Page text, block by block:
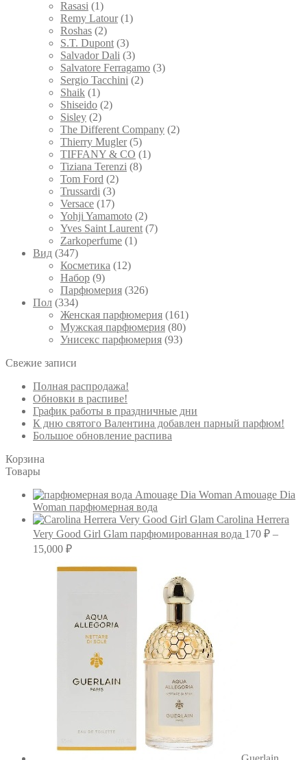
Rasasi (1)
Remy Latour (1)
Roshas (2)
S.T. Dupont (3)
Salvador Dali (3)
Salvatore Ferragamo (3)
Sergio Tacchini (2)
Shaik (1)
Shiseido (2)
Sisley (2)
The Different Company (2)
Thierry Mugler (5)
TIFFANY & CO (1)
Tiziana Terenzi (8)
Tom Ford (2)
Trussardi (3)
Versace (17)
Yohji Yamamoto (2)
Yves Saint Laurent (7)
Zarkoperfume (1)
Вид (347)
Косметика (12)
Набор (9)
Парфюмерия (326)
Пол (334)
Женская парфюмерия (161)
Мужская парфюмерия (80)
Унисекс парфюмерия (93)
Свежие записи
Полная распродажа!
Обновки в распиве!
График работы в праздничные дни
К дню святого Валентина добавлен парный парфюм!
Большое обновление распива
Корзина
Товары
Amouage Dia
Woman парфюмерная вода
Carolina Herrera
Very Good Girl Glam парфюмированная вода 170 ₽ –
15,000 ₽Диапазон
170 ₽